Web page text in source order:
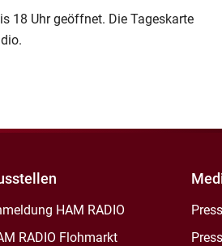
18 Uhr geöffnet. Die Tageskarte
HAM RADIO
RADIO Flohmarkt